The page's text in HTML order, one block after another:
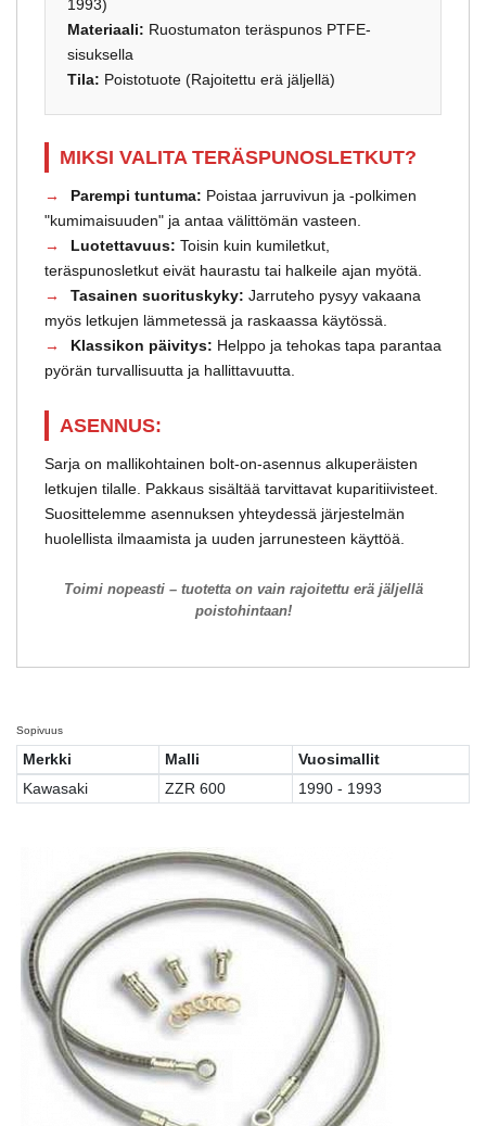
1993)
Materiaali: Ruostumaton teräspunos PTFE-
sisuksella
Tila: Poistotuote (Rajoitettu erä jäljellä)
MIKSI VALITA TERÄSPUNOSLETKUT?
Parempi tuntuma: Poistaa jarruvivun ja -polkimen
"kumimaisuuden" ja antaa välittömän vasteen.
Luotettavuus: Toisin kuin kumiletkut,
teräspunosletkut eivät haurastu tai halkeile ajan myötä.
Tasainen suorituskyky: Jarruteho pysyy vakaana
myös letkujen lämmetessä ja raskaassa käytössä.
Klassikon päivitys: Helppo ja tehokas tapa parantaa
pyörän turvallisuutta ja hallittavuutta.
ASENNUS:
Sarja on mallikohtainen bolt-on-asennus alkuperäisten
letkujen tilalle. Pakkaus sisältää tarvittavat kuparitiivisteet.
Suosittelemme asennuksen yhteydessä järjestelmän
huolellista ilmaamista ja uuden jarrunesteen käyttöä.
Toimi nopeasti – tuotetta on vain rajoitettu erä jäljellä
poistohintaan!
Sopivuus
Merkki Malli
Vuosimallit
Kawasaki
ZZR 600 1990 - 1993